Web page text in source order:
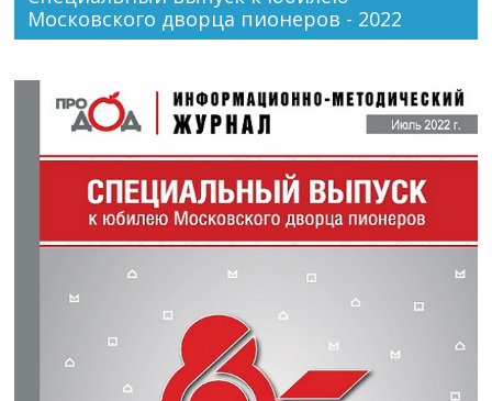
Московского дворца пионеров - 2022